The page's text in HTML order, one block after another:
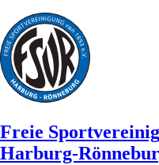
Freie
Harburg-